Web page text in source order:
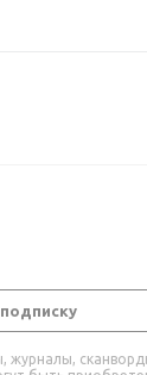
журналы,